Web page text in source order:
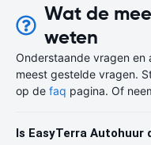
Wat de
weten
Onderstaande vragen en
meest gestelde vragen.
op de faq pagina. Of
Is EasyTerra Autohuur